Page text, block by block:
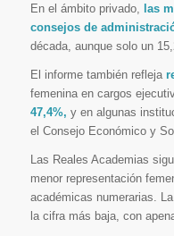
En el ámbito privado,
las
consejos de
década, aunque solo un
El informe también refleja
femenina en cargos
47,4%, y en algunas
el Consejo Económico y
Las Reales Academias
menor representación
académicas numerarias.
la cifra más baja, con